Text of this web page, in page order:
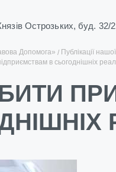
Острозьких, буд. 32/
Допомога» Публікації
в сьогоднішніх